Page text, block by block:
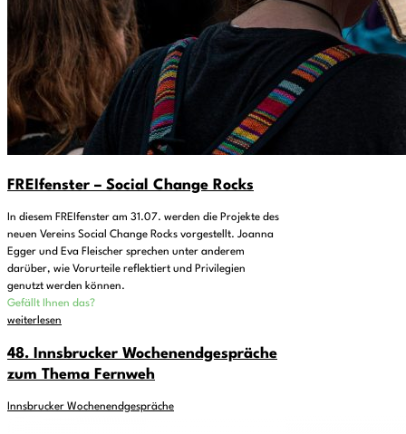
FREIfenster – Social Change Rocks
In diesem FREIfenster am 31.07. werden die Projekte des
neuen Vereins Social Change Rocks vorgestellt. Joanna
Egger und Eva Fleischer sprechen unter anderem
darüber, wie Vorurteile reflektiert und Privilegien
genutzt werden können.
Gefällt Ihnen das?
weiterlesen
48. Innsbrucker Wochenendgespräche
zum Thema Fernweh
Innsbrucker Wochenendgespräche